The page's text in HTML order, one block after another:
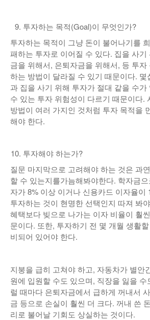
투자하는 목적(Goal)이 무엇인가?
투자하는 목적이 그냥 돈이 불어나기를
패하는 투자로 이어질 수 있다. 집을 사
금을 위해서, 은퇴자금을 위해서, 등 투
하는 방법이 달라질 수 있기 때문이다. 몇
과 집을 사기 위해 투자가 절대 같을 수
수 있는 투자 위험성이 다르기 때문이다.
방법이 여러 가지인 것처럼 투자 목적을
해야 한다.
투자해야 하는가?
질문 마지막으로 고려해야 하는 것은 과
할 수 있는지를가늠해봐야한다. 학자금
자가 8% 이상 이거나 신용카드 이자율이
투자하는 것이 현명한 선택인지 따져 봐
혜택보다 빚으로 나가는 이자 비율이 훨
문이다. 또한, 투자하기 전 몇 개월 생활
비되어 있어야 한다.
지붕을 급히 고쳐야 하고, 자동차가 별안
원에 입원할 수도 있으며, 직장을 잃을 수
럴 때마다 은퇴자금에서 급하게 꺼내서
금 등으로 손실이 훨씬 더 크다. 꺼내 쓴
리로 불어날 기회도 상실하는 것이다.